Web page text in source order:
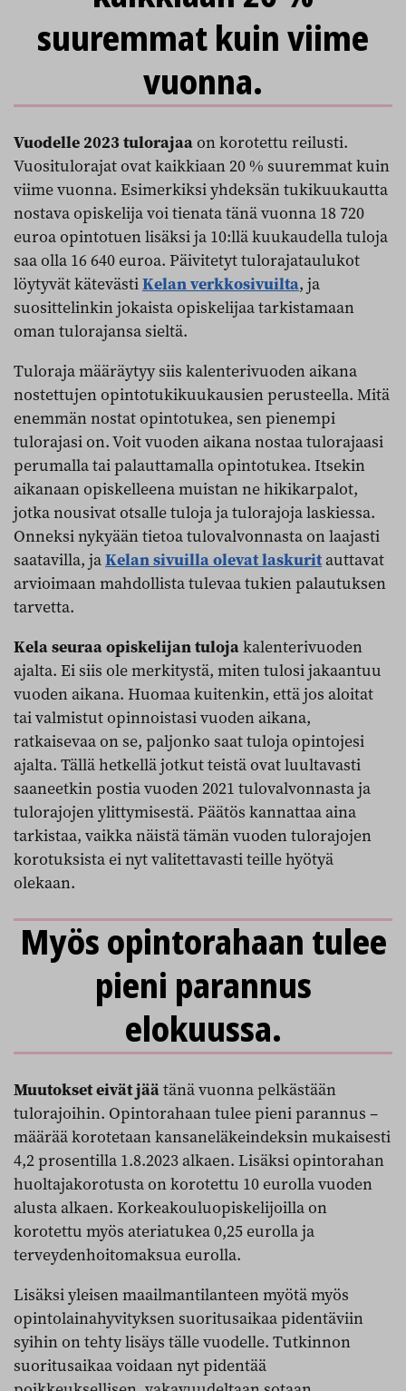
suuremmat kuin viime
vuonna.
Vuodelle 2023 tulorajaaon korotettu reilusti.
Vuositulorajat ovat kaikkiaan 20 % suuremmat kuin
viime vuonna. Esimerkiksi yhdeksän tukikuukautta
nostava opiskelija voi tienata tänä vuonna 18 720
euroa opintotuen lisäksi ja 10:llä kuukaudella tuloja
saa olla 16 640 euroa. Päivitetyt tulorajataulukot
löytyvät kätevästiKelan verkkosivuilta, ja
suosittelinkin jokaista opiskelijaa tarkistamaan
oman tulorajansa sieltä.
Tuloraja määräytyy siis kalenterivuoden aikana
nostettujen opintotukikuukausien perusteella. Mitä
enemmän nostat opintotukea, sen pienempi
tulorajasi on. Voit vuoden aikana nostaa tulorajaasi
perumalla tai palauttamalla opintotukea. Itsekin
aikanaan opiskelleena muistan ne hikikarpalot,
jotka nousivat otsalle tuloja ja tulorajoja laskiessa.
Onneksi nykyään tietoa tulovalvonnasta on laajasti
saatavilla, jaKelan sivuilla olevat laskuritauttavat
arvioimaan mahdollista tulevaa tukien palautuksen
tarvetta.
Kela seuraa opiskelijan tulojakalenterivuoden
ajalta. Ei siis ole merkitystä, miten tulosi jakaantuu
vuoden aikana. Huomaa kuitenkin, että jos aloitat
tai valmistut opinnoistasi vuoden aikana,
ratkaisevaa on se, paljonko saat tuloja opintojesi
ajalta. Tällä hetkellä jotkut teistä ovat luultavasti
saaneetkin postia vuoden 2021 tulovalvonnasta ja
tulorajojen ylittymisestä. Päätös kannattaa aina
tarkistaa, vaikka näistä tämän vuoden tulorajojen
korotuksista ei nyt valitettavasti teille hyötyä
olekaan.
Myös opintorahaan tulee
pieni parannus
elokuussa.
Muutokset eivät jäätänä vuonna pelkästään
tulorajoihin. Opintorahaan tulee pieni parannus –
määrää korotetaan kansaneläkeindeksin mukaisesti
4,2 prosentilla 1.8.2023 alkaen. Lisäksi opintorahan
huoltajakorotusta on korotettu 10 eurolla vuoden
alusta alkaen. Korkeakouluopiskelijoilla on
korotettu myös ateriatukea 0,25 eurolla ja
terveydenhoitomaksua eurolla.
Lisäksi yleisen maailmantilanteen myötä myös
opintolainahyvityksen suoritusaikaa pidentäviin
syihin on tehty lisäys tälle vuodelle. Tutkinnon
suoritusaikaa voidaan nyt pidentää